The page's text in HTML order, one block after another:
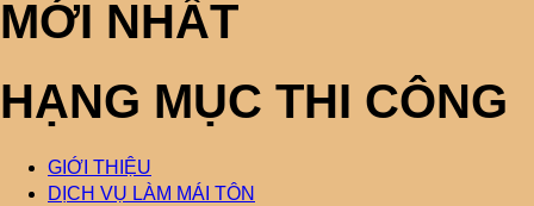
MỚI NHẤT
HẠNG MỤC THI CÔNG
GIỚI THIỆU
DỊCH VỤ LÀM MÁI TÔN